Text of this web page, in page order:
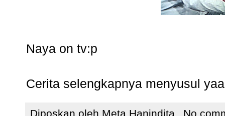
Naya on tv:p
Cerita selengkapnya menyusul
Diposkan oleh Meta Hanindita
No